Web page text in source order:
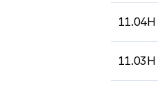
11.04H
11.03H